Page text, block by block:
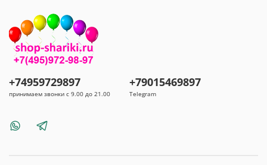
+74959729897
принимаем звонки с 9.00 до 21.00
+79015469897
Telegram